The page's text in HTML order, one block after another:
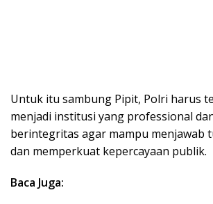
Untuk itu sambung Pipit, Polri harus
menjadi institusi yang professional
berintegritas agar mampu menjawab
dan memperkuat kepercayaan publik.
Baca Juga: